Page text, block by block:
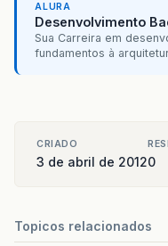
ALURA
Desenvolvimento
Sua Carreira em
fundamentos à
CRIADO
3 de abril de 20120
Topicos relacionados